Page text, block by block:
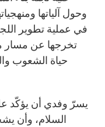
وحول آلياتها
في عملية تطوير
تخرجها عن مسار
حياة الشعوب
يسرّ وفدي أن يؤكّد
السلام، وأن